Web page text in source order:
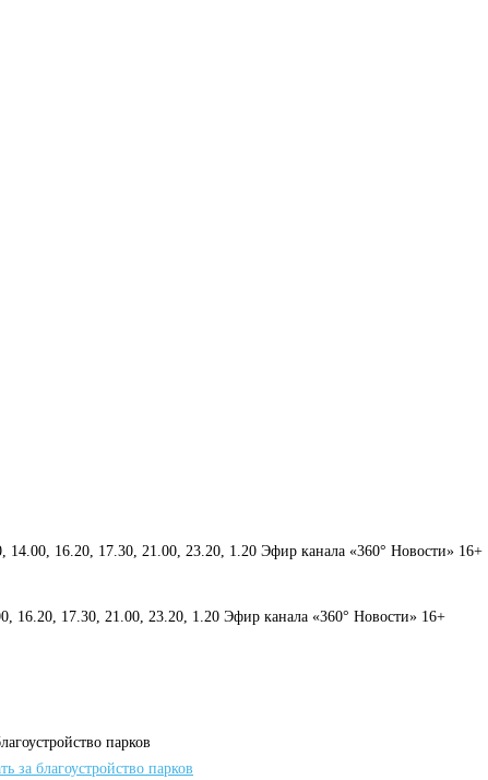
16.20, 17.30, 21.00, 23.20, 1.20 Эфир канала «360° Новости» 16+
16.20, 17.30, 21.00, 23.20, 1.20 Эфир канала «360° Новости» 16+
парков